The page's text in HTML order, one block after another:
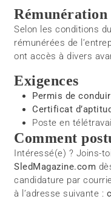
Rémunération
Selon les conditions
rémunérées de
ont accès à divers
Exigences
Permis de
Certificat
Poste en télétravail
Comment
Intéressé(e) ? Joins-
SledMagazine.com
candidature par
à l’adresse suivante :